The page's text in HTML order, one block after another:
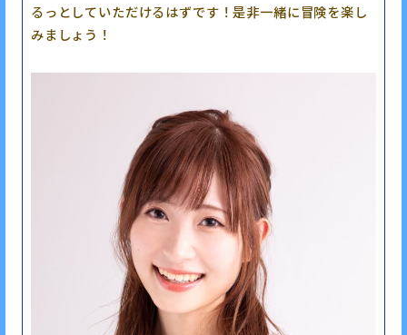
るっとしていただけるはずです！是非一緒に冒険を楽し
みましょう！